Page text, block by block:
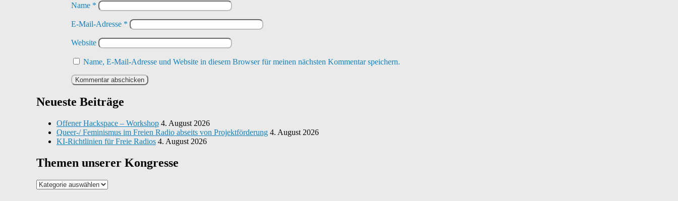
Name *
E-Mail-Adresse *
Website
Name, E-Mail-Adresse und Website in diesem Browser für meinen nächsten Kommentar speichern.
Neueste Beiträge
Offener Hackspace – Workshop 4. August 2026
Queer-/ Feminismus im Freien Radio abseits von Projektförderung 4. August 2026
KI-Richtlinien für Freie Radios 4. August 2026
Themen unserer Kongresse
Themen